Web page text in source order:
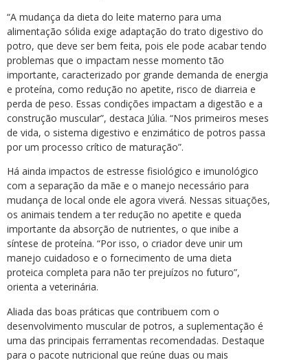
“A mudança da dieta do leite materno para uma
alimentação sólida exige adaptação do trato digestivo do
potro, que deve ser bem feita, pois ele pode acabar tendo
problemas que o impactam nesse momento tão
importante, caracterizado por grande demanda de energia
e proteína, como redução no apetite, risco de diarreia e
perda de peso. Essas condições impactam a digestão e a
construção muscular”, destaca Júlia. “Nos primeiros meses
de vida, o sistema digestivo e enzimático de potros passa
por um processo crítico de maturação”.
Há ainda impactos de estresse fisiológico e imunológico
com a separação da mãe e o manejo necessário para
mudança de local onde ele agora viverá. Nessas situações,
os animais tendem a ter redução no apetite e queda
importante da absorção de nutrientes, o que inibe a
síntese de proteína. “Por isso, o criador deve unir um
manejo cuidadoso e o fornecimento de uma dieta
proteica completa para não ter prejuízos no futuro”,
orienta a veterinária.
Aliada das boas práticas que contribuem com o
desenvolvimento muscular de potros, a suplementação é
uma das principais ferramentas recomendadas. Destaque
para o pacote nutricional que reúne duas ou mais